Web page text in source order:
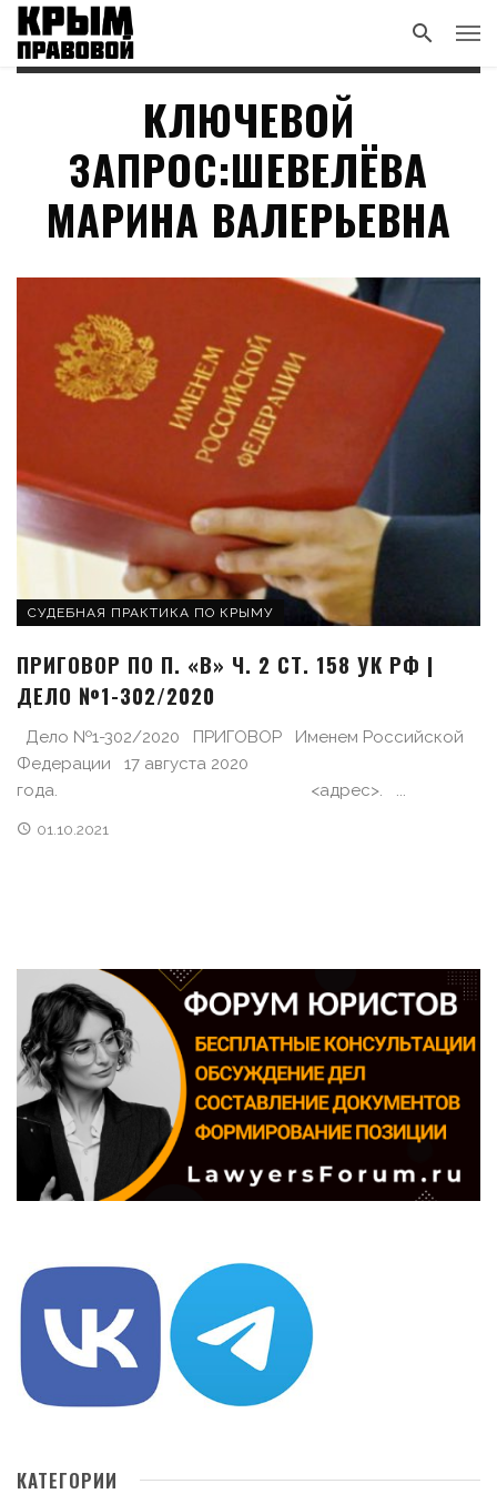
КЛЮЧЕВОЙ
ЗАПРОС:ШЕВЕЛЁВА
МАРИНА ВАЛЕРЬЕВНА
СУДЕБНАЯ ПРАКТИКА ПО КРЫМУ
ПРИГОВОР ПО П. «В» Ч. 2 СТ. 158 УК РФ |
ДЕЛО №1-302/2020
Дело №1-302/2020 ПРИГОВОР Именем Российской
Федерации 17 августа 2020
года. <адрес>. ...
01.10.2021
КАТЕГОРИИ